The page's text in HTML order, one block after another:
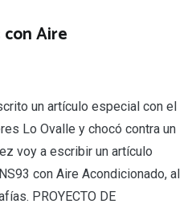
Aire
un artículo especial con el
Lo Ovalle y chocó contra un
voy a escribir un artículo
con Aire Acondicionado, al
PROYECTO DE